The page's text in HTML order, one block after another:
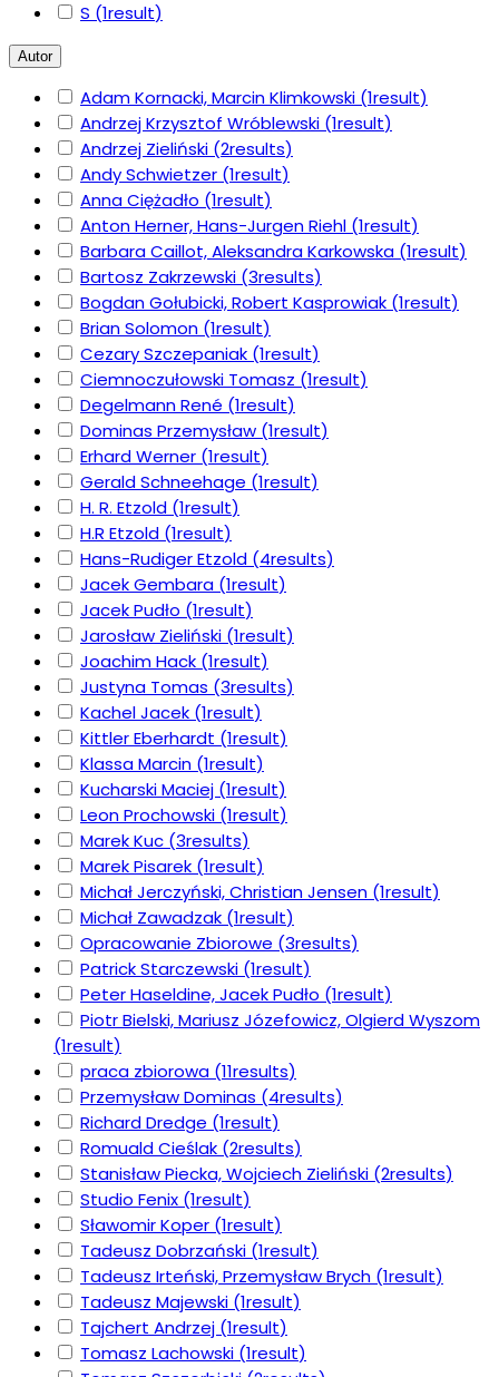
S (1result)
Autor
Adam Kornacki, Marcin Klimkowski (1result)
Andrzej Krzysztof Wróblewski (1result)
Andrzej Zieliński (2results)
Andy Schwietzer (1result)
Anna Ciężadło (1result)
Anton Herner, Hans-Jurgen Riehl (1result)
Barbara Caillot, Aleksandra Karkowska (1result)
Bartosz Zakrzewski (3results)
Bogdan Gołubicki, Robert Kasprowiak (1result)
Brian Solomon (1result)
Cezary Szczepaniak (1result)
Ciemnoczułowski Tomasz (1result)
Degelmann René (1result)
Dominas Przemysław (1result)
Erhard Werner (1result)
Gerald Schneehage (1result)
H. R. Etzold (1result)
H.R Etzold (1result)
Hans-Rudiger Etzold (4results)
Jacek Gembara (1result)
Jacek Pudło (1result)
Jarosław Zieliński (1result)
Joachim Hack (1result)
Justyna Tomas (3results)
Kachel Jacek (1result)
Kittler Eberhardt (1result)
Klassa Marcin (1result)
Kucharski Maciej (1result)
Leon Prochowski (1result)
Marek Kuc (3results)
Marek Pisarek (1result)
Michał Jerczyński, Christian Jensen (1result)
Michał Zawadzak (1result)
Opracowanie Zbiorowe (3results)
Patrick Starczewski (1result)
Peter Haseldine, Jacek Pudło (1result)
Piotr Bielski, Mariusz Józefowicz, Olgierd Wyszom
(1result)
praca zbiorowa (11results)
Przemysław Dominas (4results)
Richard Dredge (1result)
Romuald Cieślak (2results)
Stanisław Piecka, Wojciech Zieliński (2results)
Studio Fenix (1result)
Sławomir Koper (1result)
Tadeusz Dobrzański (1result)
Tadeusz Irteński, Przemysław Brych (1result)
Tadeusz Majewski (1result)
Tajchert Andrzej (1result)
Tomasz Lachowski (1result)